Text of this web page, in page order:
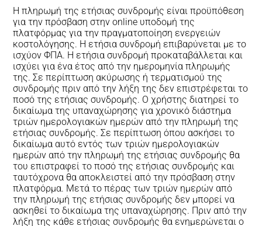
Η πληρωμή της ετήσιας συνδρομής είναι προϋπόθεση
για την πρόσβαση στην online υποδομή της
πλατφόρμας για την πραγματοποίηση ενεργειών
κοστολόγησης. Η ετήσια συνδρομή επιβαρύνεται με το
ισχύον ΦΠΑ. Η ετήσια συνδρομή προκαταβάλλεται και
ισχύει για ένα έτος από την ημερομηνία πληρωμής
της. Σε περίπτωση ακύρωσης ή τερματισμού της
συνδρομής πριν από την λήξη της δεν επιστρέφεται το
ποσό της ετήσιας συνδρομής. Ο χρήστης διατηρεί το
δικαίωμα της υπαναχώρησης για χρονικό διάστημα
τριών ημερολογιακών ημερών από την πληρωμή της
ετήσιας συνδρομής. Σε περίπτωση όπου ασκήσει το
δικαίωμα αυτό εντός των τριών ημερολογιακών
ημερών από την πληρωμή της ετήσιας συνδρομής θα
του επιστραφεί το ποσό της ετήσιας συνδρομής και
ταυτόχρονα θα αποκλειστεί από την πρόσβαση στην
πλατφόρμα. Μετά το πέρας των τριών ημερών από
την πληρωμή της ετήσιας συνδρομής δεν μπορεί να
ασκηθεί το δικαίωμα της υπαναχώρησης. Πριν από την
λήξη της κάθε ετήσιας συνδρομής θα ενημερώνεται ο